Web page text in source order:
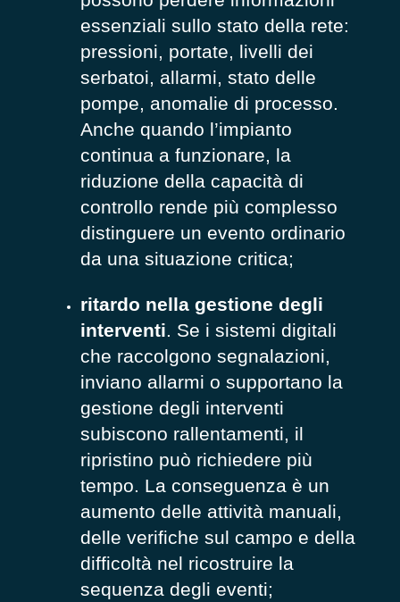
essenziali sullo stato della rete:
pressioni, portate, livelli dei
serbatoi, allarmi, stato delle
pompe, anomalie di processo.
Anche quando l’impianto
continua a funzionare, la
riduzione della capacità di
controllo rende più complesso
distinguere un evento ordinario
da una situazione critica;
ritardo nella gestione degli
interventi. Se i sistemi digitali
che raccolgono segnalazioni,
inviano allarmi o supportano la
gestione degli interventi
subiscono rallentamenti, il
ripristino può richiedere più
tempo. La conseguenza è un
aumento delle attività manuali,
delle verifiche sul campo e della
difficoltà nel ricostruire la
sequenza degli eventi;